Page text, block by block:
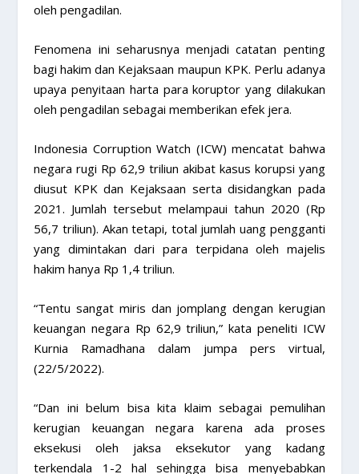
oleh pengadilan.
Fenomena ini seharusnya menjadi catatan penting
bagi hakim dan Kejaksaan maupun KPK. Perlu adanya
upaya penyitaan harta para koruptor yang dilakukan
oleh pengadilan sebagai memberikan efek jera.
Indonesia Corruption Watch (ICW) mencatat bahwa
negara rugi Rp 62,9 triliun akibat kasus korupsi yang
diusut KPK dan Kejaksaan serta disidangkan pada
2021. Jumlah tersebut melampaui tahun 2020 (Rp
56,7 triliun). Akan tetapi, total jumlah uang pengganti
yang dimintakan dari para terpidana oleh majelis
hakim hanya Rp 1,4 triliun.
“Tentu sangat miris dan jomplang dengan kerugian
keuangan negara Rp 62,9 triliun,” kata peneliti ICW
Kurnia Ramadhana dalam jumpa pers virtual,
(22/5/2022).
“Dan ini belum bisa kita klaim sebagai pemulihan
kerugian keuangan negara karena ada proses
eksekusi oleh jaksa eksekutor yang kadang
terkendala 1-2 hal sehingga bisa menyebabkan